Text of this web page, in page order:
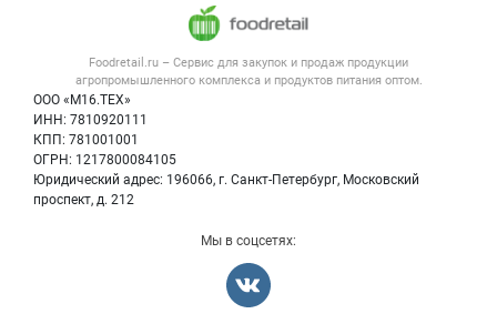
Foodretail.ru – Сервис для закупок и продаж продукции
агропромышленного комплекса и продуктов питания оптом.
ООО «М16.ТЕХ»
ИНН: 7810920111
КПП: 781001001
ОГРН: 1217800084105
Юридический адрес: 196066, г. Санкт-Петербург, Московский
проспект, д. 212
Публичная оферта
Контактная информация
Политика обработки персональных данных
Новости рынка
Вакансии
Напитки, соки, вода
Оборудование для пищепрома
Информация о компаниях
Мы в соцсетях: